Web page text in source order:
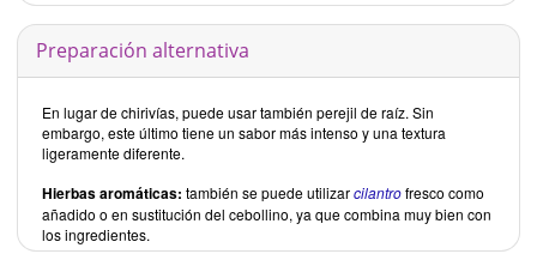
Preparación alternativa
En lugar de chirivías, puede usar también perejil de raíz. Sin
embargo, este último tiene un sabor más intenso y una textura
ligeramente diferente.
Hierbas aromáticas: también se puede utilizarcilantrofresco como
añadido o en sustitución del cebollino, ya que combina muy bien con
los ingredientes.